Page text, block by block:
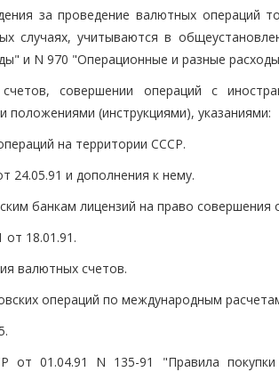
за проведение валютных операций
случаях, учитываются в
и N 970 "Операционные и разные
совершении операций с
положениями (инструкциями), указаниями:
на территории СССР.
24.05.91 и дополнения к нему.
банкам лицензий на право совершения
18.01.91.
валютных счетов.
операций по международным
от 01.04.91 N 135-91 "Правила